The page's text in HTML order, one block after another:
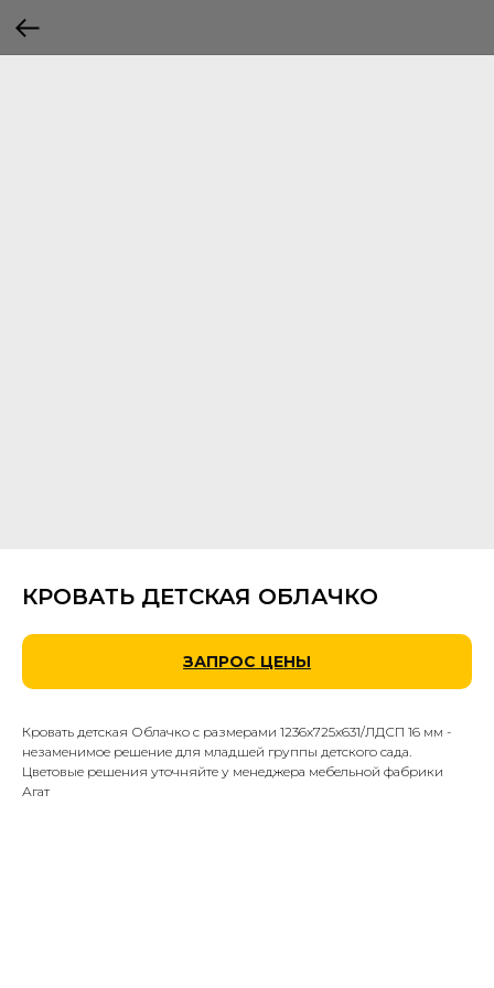
КРОВАТЬ ДЕТСКАЯ ОБЛАЧКО
ЗАПРОС ЦЕНЫ
Кровать детская Облачко с размерами 1236х725х631/ЛДСП 16 мм -
незаменимое решение для младшей группы детского сада.
Цветовые решения уточняйте у менеджера мебельной фабрики
Агат